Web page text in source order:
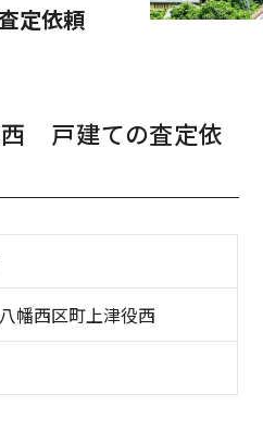
定依頼
戸建ての査定依
幡西区町上津役西